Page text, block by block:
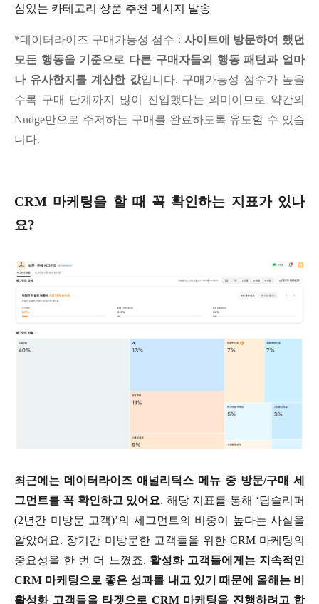
심있는 카테고리 상품 추천 메시지 발송
*데이터라이즈 구매가능성 점수 : 사이트에 방문하여 했던
모든 행동을 기준으로 다른 구매자들의 행동 패턴과 얼마
나 유사한지를 계산한 값입니다. 구매가능성 점수가 높을
수록 구매 단계까지 많이 진입했다는 의미이므로 약간의
Nudge만으로 주저하는 구매를 완료하도록 유도할 수 있습
니다.
CRM 마케팅을 할 때 꼭 확인하는 지표가 있나
요?
최근에는 데이터라이즈 애널리틱스 메뉴 중 방문/구매 세
그먼트를 꼭 확인하고 있어요. 해당 지표를 통해 ‘딥슬리퍼
(2년간 미방문 고객)’의 세그먼트의 비중이 높다는 사실을
알았어요. 장기간 미방문한 고객들을 위한 CRM 마케팅의
중요성을 한 번 더 느꼈죠. 활성화 고객들에게는 지속적인
CRM 마케팅으로 좋은 성과를 내고 있기 때문에 올해는 비
활성화 고객들을 타겟으로 CRM 마케팅을 진행하려고 합